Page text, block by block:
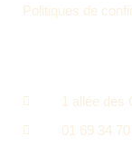
Politiques de
1 allée des
01 69 34